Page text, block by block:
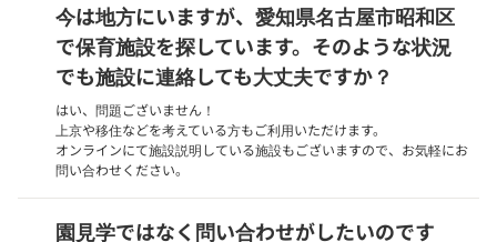
今は地方にいますが、愛知県名古屋市昭和区
で保育施設を探しています。そのような状況
でも施設に連絡しても大丈夫ですか？
はい、問題ございません！
上京や移住などを考えている方もご利用いただけます。
オンラインにて施設説明している施設もございますので、お気軽にお
問い合わせください。
園見学ではなく問い合わせがしたいのです